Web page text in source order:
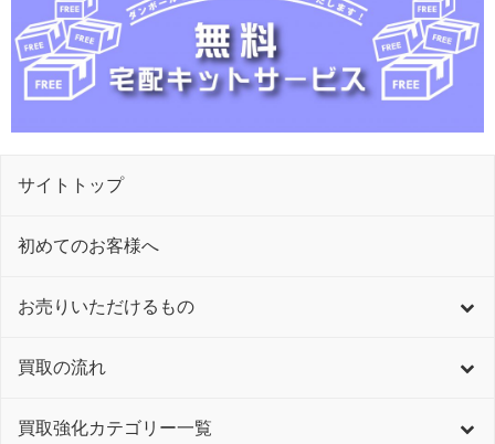
サイトトップ
初めてのお客様へ
お売りいただけるもの
買取の流れ
買取強化カテゴリー一覧